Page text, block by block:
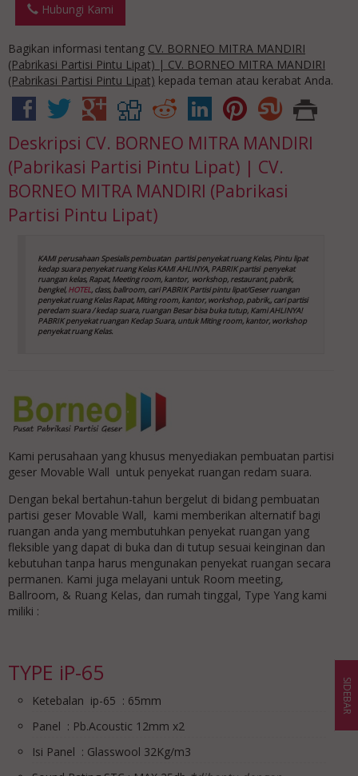
Hubungi Kami
Bagikan informasi tentang CV. BORNEO MITRA MANDIRI
(Pabrikasi Partisi Pintu Lipat) | CV. BORNEO MITRA MANDIRI
(Pabrikasi Partisi Pintu Lipat) kepada teman atau kerabat Anda.
Deskripsi CV. BORNEO MITRA MANDIRI
(Pabrikasi Partisi Pintu Lipat) | CV.
BORNEO MITRA MANDIRI (Pabrikasi
Partisi Pintu Lipat)
KAMI perusahaan Spesialis pembuatan partisi penyekat ruang Kelas, Pintu lipat
kedap suarapenyekat ruang KelasKAMI AHLINYA, PABRIK partisi penyekat
ruangan kelas, Rapat, Meeting room, kantor, workshop, restaurant, pabrik,
bengkel, HOTEL, class, ballroom, cari PABRIK Partisi pintu lipat/Geser ruangan
penyekat ruang KelasRapat, Miting room, kantor, workshop, pabrik,, cari partisi
peredam suara / kedap suara, ruangan Besar bisa buka tutup, Kami AHLINYA!
PABRIK penyekat ruangan Kedap Suara, untuk Miting room, kantor, workshop
penyekat ruang Kelas.
Kami perusahaan yang khusus menyediakan pembuatan partisi
geser Movable Wall untuk penyekat ruangan redam suara.
Dengan bekal bertahun-tahun bergelut di bidang pembuatan
partisi geser Movable Wall, kami memberikan alternatif bagi
ruangan anda yang membutuhkan penyekat ruangan yang
fleksible yang dapat di buka dan di tutup sesuai keinginan dan
kebutuhan tanpa harus mengunakan penyekat ruangan secara
permanen. Kami juga melayani untuk Room meeting,
Ballroom, & Ruang Kelas, dan rumah tinggal, Type Yang kami
miliki :
TYPE iP-65
Ketebalan ip-65 : 65mm
Panel : Pb.Acoustic 12mm x2
Isi Panel : Glasswool 32Kg/m3
SIDEBAR